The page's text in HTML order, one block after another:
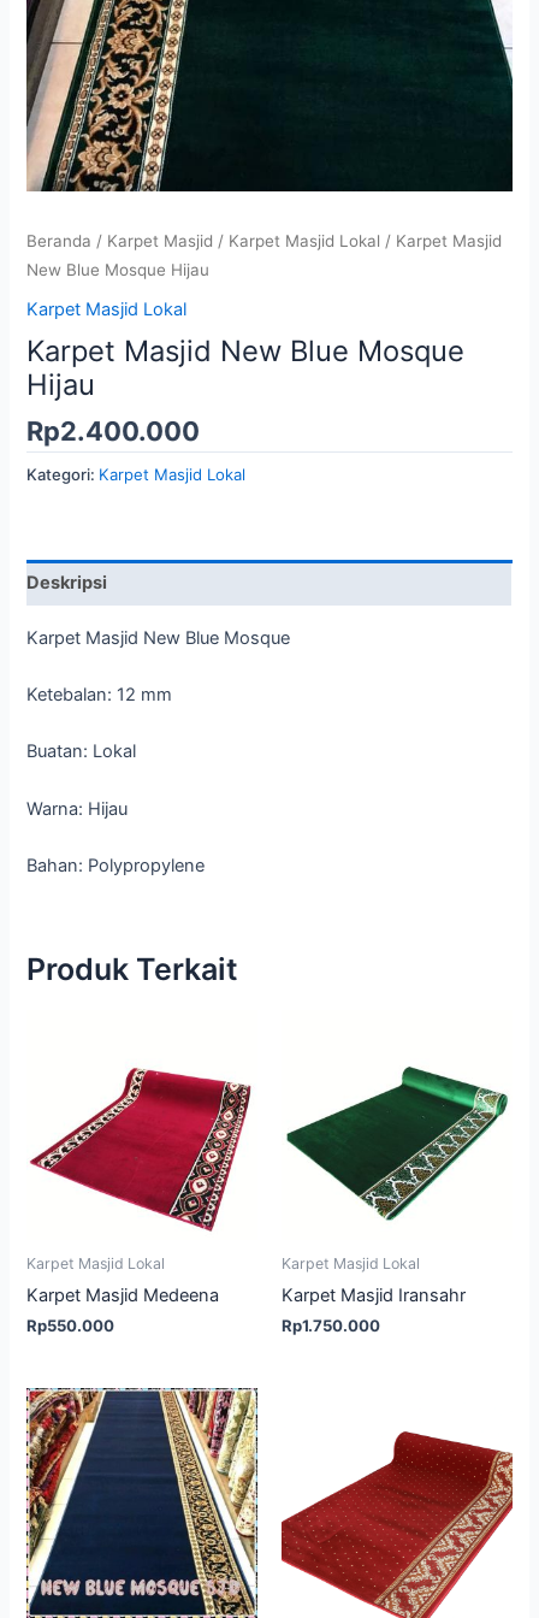
Beranda / Karpet Masjid / Karpet Masjid Lokal / Karpet Masjid
New Blue Mosque Hijau
Karpet Masjid Lokal
Karpet Masjid New Blue Mosque
Hijau
Rp2.400.000
Kategori: Karpet Masjid Lokal
Deskripsi
Karpet Masjid New Blue Mosque
Ketebalan: 12 mm
Buatan: Lokal
Warna: Hijau
Bahan: Polypropylene
Produk Terkait
Karpet Masjid Lokal
Karpet Masjid Medeena
Rp550.000
Karpet Masjid Lokal
Karpet Masjid Iransahr
Rp1.750.000